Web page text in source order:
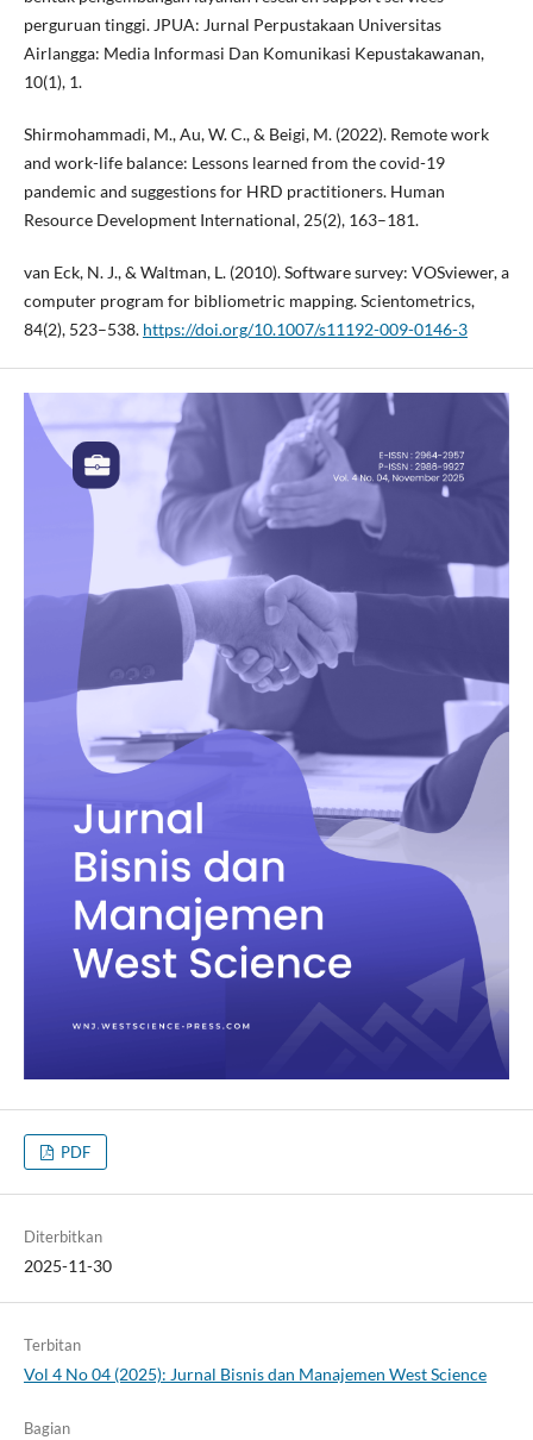
perguruan tinggi. JPUA: Jurnal Perpustakaan Universitas
Airlangga: Media Informasi Dan Komunikasi Kepustakawanan,
10(1), 1.
Shirmohammadi, M., Au, W. C., & Beigi, M. (2022). Remote work
and work-life balance: Lessons learned from the covid-19
pandemic and suggestions for HRD practitioners. Human
Resource Development International, 25(2), 163–181.
van Eck, N. J., & Waltman, L. (2010). Software survey: VOSviewer, a
computer program for bibliometric mapping. Scientometrics,
84(2), 523–538. https://doi.org/10.1007/s11192-009-0146-3
PDF
Diterbitkan
2025-11-30
Terbitan
Vol 4 No 04 (2025): Jurnal Bisnis dan Manajemen West Science
Bagian